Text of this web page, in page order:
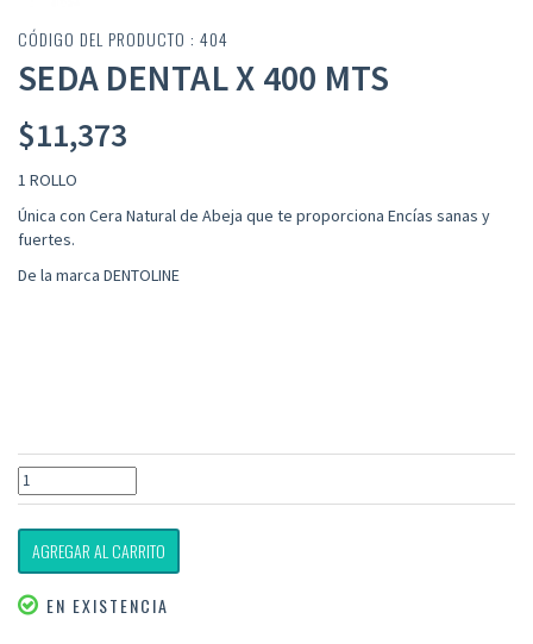
CÓDIGO DEL PRODUCTO : 404
SEDA DENTAL X 400 MTS
$11,373
1 ROLLO
Única con Cera Natural de Abeja que te proporciona Encías sanas y
fuertes.
De la marca DENTOLINE
AGREGAR AL CARRITO
EN EXISTENCIA